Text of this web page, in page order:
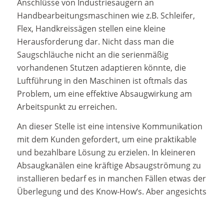
Anschlüsse von Industriesaugern an
Handbearbeitungsmaschinen wie z.B. Schleifer,
Flex, Handkreissägen stellen eine kleine
Herausforderung dar. Nicht dass man die
Saugschläuche nicht an die serienmäßig
vorhandenen Stutzen adaptieren könnte, die
Luftführung in den Maschinen ist oftmals das
Problem, um eine effektive Absaugwirkung am
Arbeitspunkt zu erreichen.
An dieser Stelle ist eine intensive Kommunikation
mit dem Kunden gefordert, um eine praktikable
und bezahlbare Lösung zu erzielen. In kleineren
Absaugkanälen eine kräftige Absaugströmung zu
installieren bedarf es in manchen Fällen etwas der
Überlegung und des Know-How‘s. Aber angesichts